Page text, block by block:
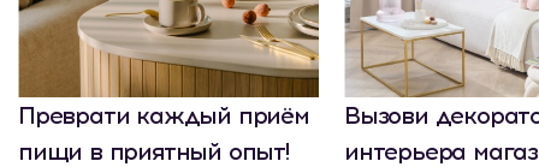
Преврати каждый приём
пищи в приятный опыт!
Вызови
интерьера